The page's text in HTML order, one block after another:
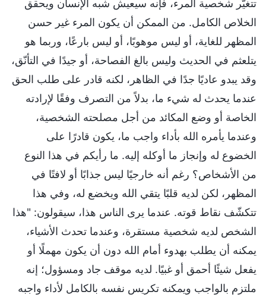
تتغيّر شخصية المرء، فإنه سيعيش شبه الإنسان ويحقق
الخلاص الكامل. من الممكن أن يكون المرء غير حسن
المظهر للغاية، أو ليس موهوبًا، أو ليس بارعًا، وربما هو
يتلعثم في الحديث وليس بالغ الفصاحة، أو جيدًا في التأنّق،
وقد يبدو عاديًا جدًا في الظاهر، لكنه قادر على طلب الحق
عندما يحدث له شيء ما، بدلاً من التصرف وفقًا لإرادته
الخاصة أو وضع المكائد من أجل مصلحته الشخصية،
وعندما يأمره الله بأداء واجب ما، يكون قادرًا على
الخضوع له وإنجاز ما أوكله إليه. ما رأيكم في هذا النوع
من الأشخاص؟ رغم أنه خارجيًا ليس جذابًا أو لافتًا في
المظهر، لكن لديه قلبًا يتقي الله ويخضع له، وفي هذا
تتكشّف نقاط قوته. عندما يرى الناس هذا، سيقولون: "هذا
الشخص لديه شخصية مستقرة، وعندما تحدث الأشياء،
يمكنه أن يطلب بهدوء أمام الله دون أن يكون مهملًا أو
يفعل شيئًا أحمق أو غبيًا. لديه موقف جاد ومسؤول؛ إنه
ملتزم بالواجب ويمكنه تكريس نفسه بالكامل لأداء واجبه